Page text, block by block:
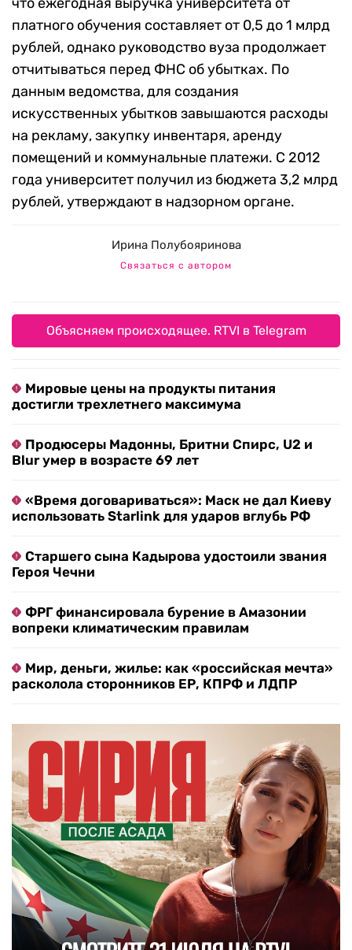
платного обучения составляет от 0,5 до 1 млрд
рублей, однако руководство вуза продолжает
отчитываться перед ФНС об убытках. По
данным ведомства, для создания
искусственных убытков завышаются расходы
на рекламу, закупку инвентаря, аренду
помещений и коммунальные платежи. С 2012
года университет получил из бюджета 3,2 млрд
рублей, утверждают в надзорном органе.
Ирина Полубояринова
Связаться с автором
Объясняем происходящее. RTVI в Telegram
Мировые цены на продукты питания
достигли трехлетнего максимума
Продюсеры Мадонны, Бритни Спирс, U2 и
Blur умер в возрасте 69 лет
«Время договариваться»: Маск не дал Киеву
использовать Starlink для ударов вглубь РФ
Старшего сына Кадырова удостоили звания
Героя Чечни
ФРГ финансировала бурение в Амазонии
вопреки климатическим правилам
Мир, деньги, жилье: как «российская мечта»
расколола сторонников ЕР, КПРФ и ЛДПР